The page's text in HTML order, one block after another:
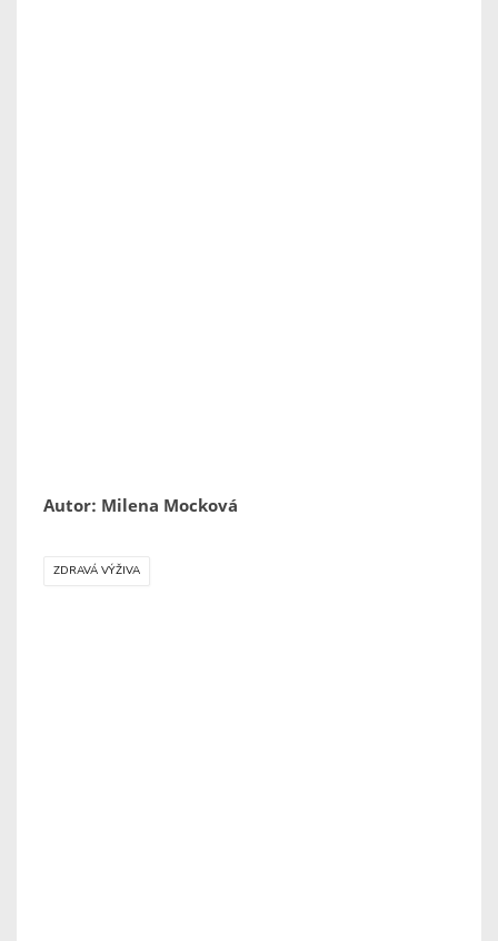
Autor: Milena Mocková
ZDRAVÁ VÝŽIVA